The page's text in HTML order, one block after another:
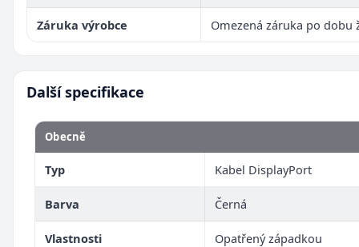
Záruka výrobce Omezená záruka po dobu
Další specifikace
Obecně
Typ Kabel DisplayPort
Barva Černá
Vlastnosti Opatřený západkou